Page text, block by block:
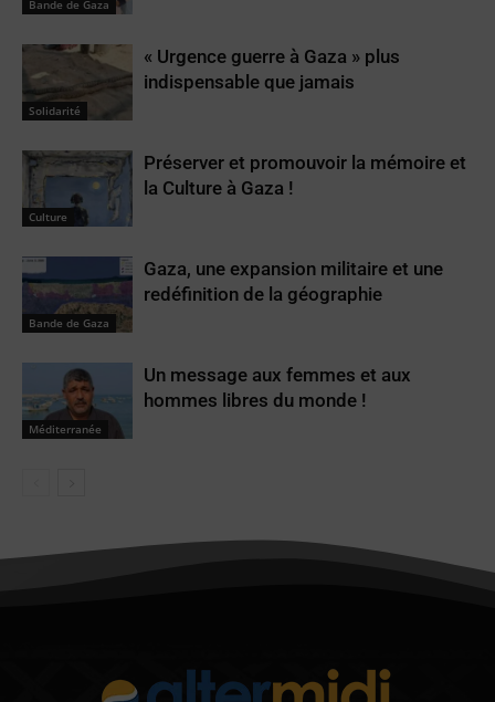
Bande de Gaza
Solidarité
« Urgence guerre à Gaza » plus
indispensable que jamais
Culture
Préserver et promouvoir la mémoire et
la Culture à Gaza !
Bande de Gaza
Gaza, une expansion militaire et une
redéfinition de la géographie
Méditerranée
Un message aux femmes et aux
hommes libres du monde !